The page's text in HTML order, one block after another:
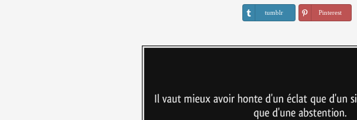
tumblr Pinterest